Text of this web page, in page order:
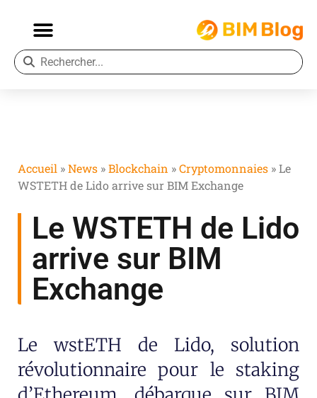
Accueil »News »Blockchain »Cryptomonnaies »Le
WSTETH de Lido arrive sur BIM Exchange
Le WSTETH de Lido
arrive sur BIM
Exchange
Le wstETH de Lido, solution
révolutionnaire pour le staking